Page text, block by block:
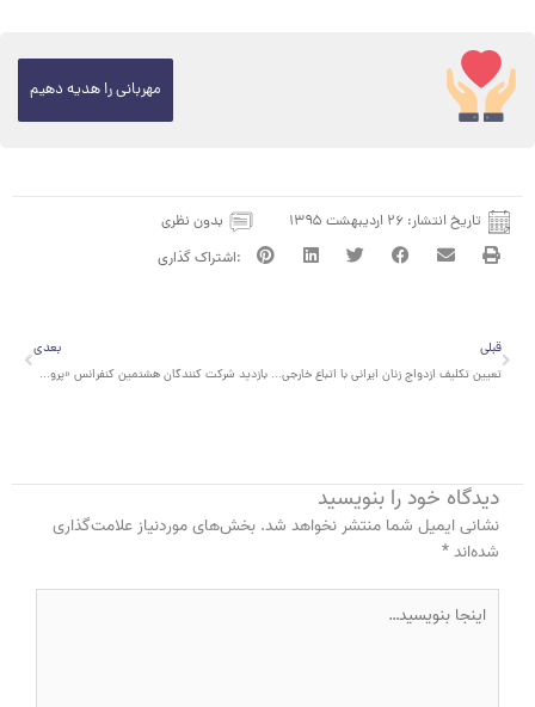
مهربانی را هدیه دهیم
تاریخ انتشار: ۲۶ اردیبهشت ۱۳۹۵ بدون نظری
قبلی
قبلی
تعیین تکلیف ازدواج زنان ایرانی با اتباع خارجی ساکن ایران بعد از ۱۶ سال
بعدی
بازدید شرکت کنندگان هشتمین کنفرانس «پروسه بوداپست» مهاجرت و پناهندگی، از مرکز آموزشی حامی
دیدگاه‌ خود را بنویسید
نشانی ایمیل شما منتشر نخواهد شد. بخش‌های موردنیاز علامت‌گذاری
شده‌اند*
بنویسید…